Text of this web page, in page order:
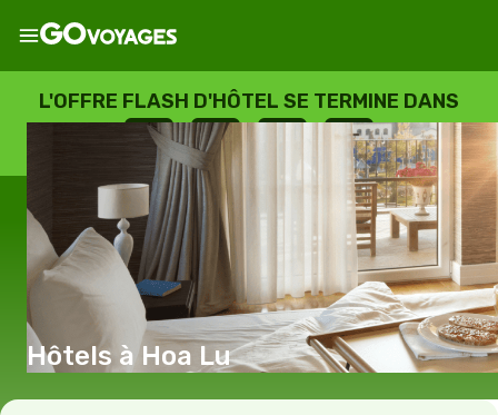
L'OFFRE FLASH D'HÔTEL SE TERMINE DANS
--
JOURS
: --
HEURES
: --
SECONDES
Hôtels à Hoa Lu